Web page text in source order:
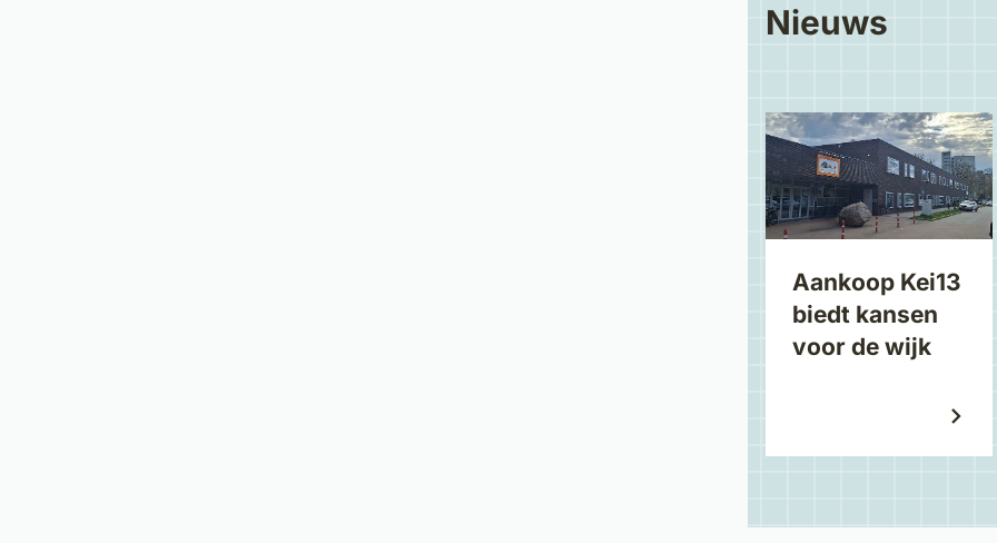
Nieuws
Aankoop Kei13
biedt kansen
voor de wijk